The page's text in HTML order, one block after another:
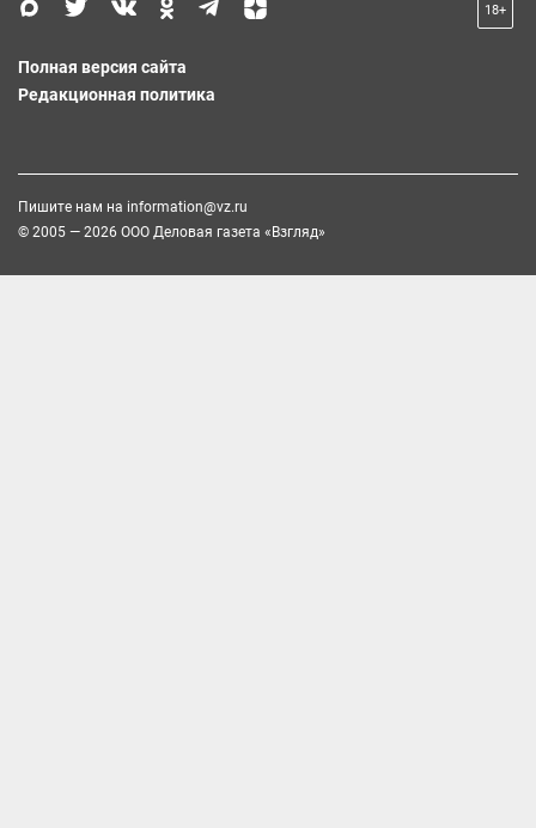
18+
Полная версия сайта
Редакционная политика
Пишите нам на information@vz.ru
© 2005 — 2026 ООО Деловая газета «Взгляд»